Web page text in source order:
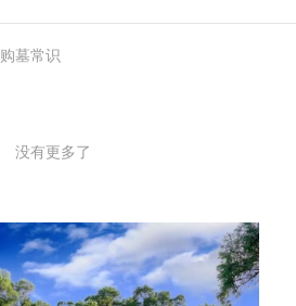
购墓常识
没有更多了